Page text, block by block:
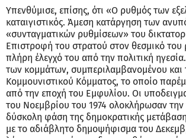
Υπενθύμισε, επίσης, ότι «Ο ρυθμός των
καταιγιστικός. Άμεση κατάργηση των
«συνταγματικών ρυθμίσεων» του
Επιστροφή του στρατού στον θεσμικό του
πλήρη έλεγχό του από την πολιτική
των κομμάτων, συμπεριλαμβανομένου και
Κομμουνιστικού Κόμματος, το οποίο
από την εποχή του Εμφυλίου. Οι
του Νοεμβρίου του 1974 ολοκλήρωσαν
δύσκολη φάση της δημοκρατικής
με το αδιάβλητο δημοψήφισμα του